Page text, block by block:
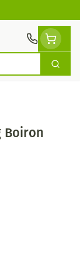
Zoek
Boiron